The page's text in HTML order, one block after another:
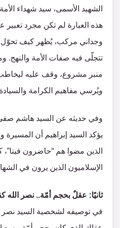
الشهيد الأسمى، سيد شهداء
هذه العبارة لم تكن مجرد تعبير
وجداني مركب، يُظهر كيف تحوّل
تتجلّى فيه صفات الأمة والنهج.
منبر مشروع، وقف عليه
ويُرسي مفاهيم الكرامة
وفي حديثه عن السيد هاشم صفي
يؤكد السيد إبراهيم أن
الذين مضوا هم “حاضرون
الإسلاميون الذين يرون في
ثانيًا: عقلٌ بحجم أمّة.. نصر الله
في توصيفه لشخصية السيد نصر